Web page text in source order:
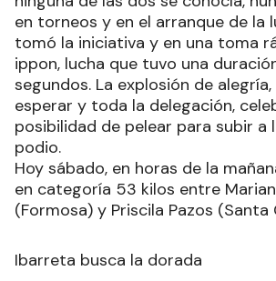
en torneos y en el arranque de la
tomó la iniciativa y en una toma
ippon, lucha que tuvo una
segundos. La explosión de
esperar y toda la delegación,
posibilidad de pelear para subir a
podio.
Hoy sábado, en horas de la
en categoría 53 kilos entre
(Formosa) y Priscila Pazos (Santa
Ibarreta busca la dorada